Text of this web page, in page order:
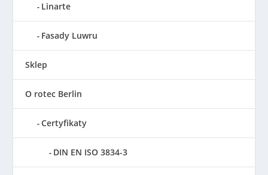
Linarte
Fasady Luwru
Sklep
O rotec Berlin
Certyfikaty
DIN EN ISO 3834-3